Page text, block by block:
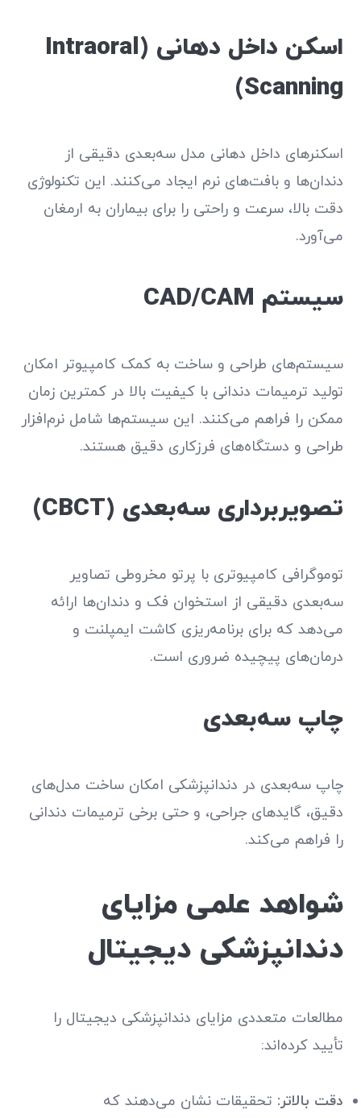
اسکن داخل دهانی (Intraoral
Scanning)
اسکنرهای داخل دهانی مدل سه‌بعدی دقیقی از
دندان‌ها و بافت‌های نرم ایجاد می‌کنند. این تکنولوژی
دقت بالا، سرعت و راحتی را برای بیماران به ارمغان
می‌آورد.
سیستم CAD/CAM
سیستم‌های طراحی و ساخت به کمک کامپیوتر امکان
تولید ترمیمات دندانی با کیفیت بالا در کمترین زمان
ممکن را فراهم می‌کنند. این سیستم‌ها شامل نرم‌افزار
طراحی و دستگاه‌های فرزکاری دقیق هستند.
تصویربرداری سه‌بعدی (CBCT)
توموگرافی کامپیوتری با پرتو مخروطی تصاویر
سه‌بعدی دقیقی از استخوان فک و دندان‌ها ارائه
می‌دهد که برای برنامه‌ریزی کاشت ایمپلنت و
درمان‌های پیچیده ضروری است.
چاپ سه‌بعدی
چاپ سه‌بعدی در دندانپزشکی امکان ساخت مدل‌های
دقیق، گاید‌های جراحی، و حتی برخی ترمیمات دندانی
را فراهم می‌کند.
شواهد علمی مزایای
دندانپزشکی دیجیتال
مطالعات متعددی مزایای دندانپزشکی دیجیتال را
تأیید کرده‌اند:
دقت بالاتر: تحقیقات نشان می‌دهند که